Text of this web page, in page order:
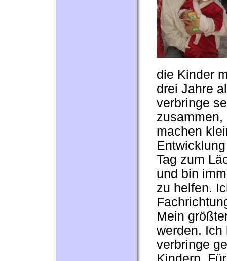
die Kinder
drei Jahre
verbringe
zusammen,
machen
Tag zum
und bin
zu helfen.
Mein
werden. Ich
verbringe